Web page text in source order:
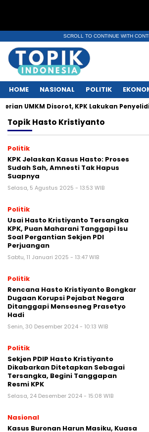
SCROLL TO CONTINUE WITH
HOME NASIONAL POLITIK
UMKM Disorot, KPK Lakukan
TopikHasto Kristiyanto
Politik
KPK Jelaskan Kasus Hasto: Proses
Sudah Sah, Amnesti Tak Hapus
Suapnya
Selasa, 5 Agustus 2025 - 13:53 WIB
Politik
Usai Hasto Kristiyanto Tersangka
KPK, Puan Maharani Tanggapi Isu
Soal Pergantian Sekjen PDI
Perjuangan
Sabtu, 11 Januari 2025 - 13:47 WIB
Politik
Rencana Hasto Kristiyanto Bongkar
Dugaan Korupsi Pejabat Negara
Ditanggapi Mensesneg Prasetyo
Hadi
Senin, 30 Desember 2024 - 10:13 WIB
Politik
Sekjen PDIP Hasto Kristiyanto
Dikabarkan Ditetapkan Sebagai
Tersangka, Begini Tanggapan
Resmi KPK
Selasa, 24 Desember 2024 - 15:08 WIB
Nasional
Kasus Buronan Harun Masiku, Kuasa